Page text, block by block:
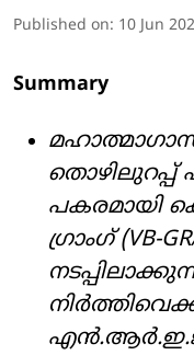
Published on: 10 Jun
Summary
തൊഴിലുറപ്പ്
പകരമായി
ഗ്രാംഗ് (VB-